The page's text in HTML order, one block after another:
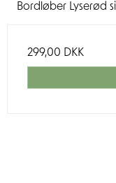
Bordløber Lyserød
299,00 DKK